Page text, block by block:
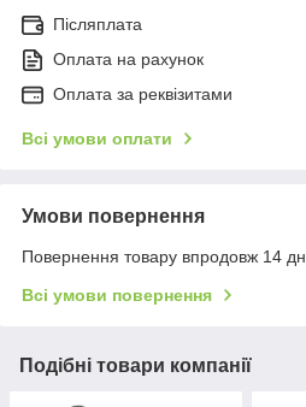
Післяплата
Оплата на рахунок
Оплата за реквізитами
Всі умови оплати
Умови повернення
Повернення товару впродовж 14
Всі умови повернення
Подібні товари компанії